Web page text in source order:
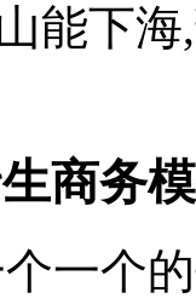
能下
商务
一个